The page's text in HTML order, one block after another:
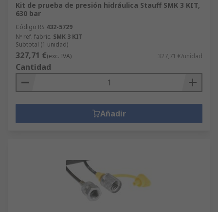
Kit de prueba de presión hidráulica Stauff SMK 3 KIT,
630 bar
Código RS 432-5729
Nº ref. fabric. SMK 3 KIT
Subtotal (1 unidad)
327,71 €(exc. IVA) 327,71 €/unidad
Cantidad
Añadir